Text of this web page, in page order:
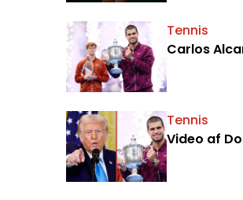
Tennis
Carlos
Tennis
Video af